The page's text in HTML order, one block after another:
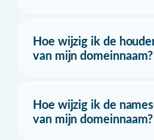
Hoe wijzig ik de
van mijn domeinnaam?
Hoe wijzig ik de
van mijn domeinnaam?